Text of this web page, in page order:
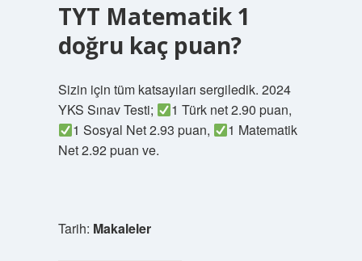
TYT Matematik 1
doğru kaç puan?
Sizin için tüm katsayıları sergiledik. 2024
YKS Sınav Testi;
1 Türk net 2.90 puan,
1 Sosyal Net 2.93 puan,
1 Matematik
Net 2.92 puan ve.
Tarih: Makaleler